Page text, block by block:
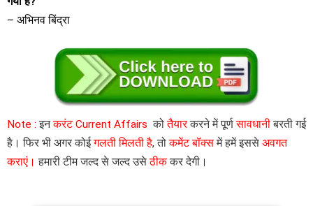
– अभिनव बिंद्रा
Note : इनकरंट Current Affairs कोतैयारकरने में पूर्णसावधानीबरती गई
है। फिर भी अगर कोईगलती मिलती है, तोकमेंट बॉक्समें हमें इससे अवगत
कराएं। हमारी टीम जल्द से जल्द उसेठीककर देगी।